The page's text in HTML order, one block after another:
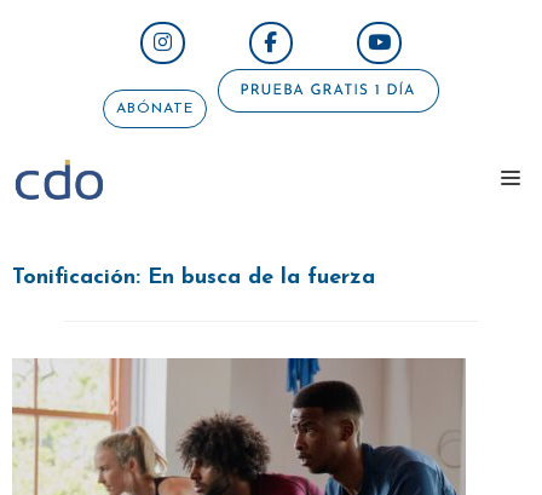
ABÓNATE
Tonificación: En busca de la fuerza